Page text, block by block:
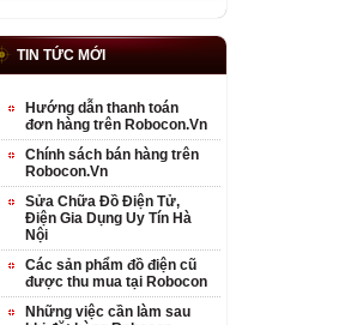
TIN TỨC MỚI
Hướng dẫn thanh toán
đơn hàng trên Robocon.Vn
Chính sách bán hàng trên
Robocon.Vn
Sửa Chữa Đồ Điện Tử,
Điện Gia Dụng Uy Tín Hà
Nội
Các sản phẩm đồ điện cũ
được thu mua tại Robocon
Những việc cần làm sau